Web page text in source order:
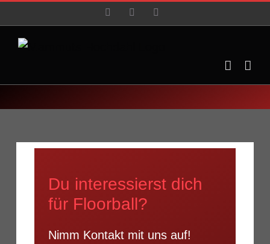
Inhalt
springen
FacebookYouTube
Du interessierst dich
für Floorball?
Nimm Kontakt mit uns auf!